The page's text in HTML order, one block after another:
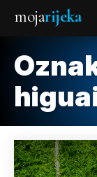
mojarijeka